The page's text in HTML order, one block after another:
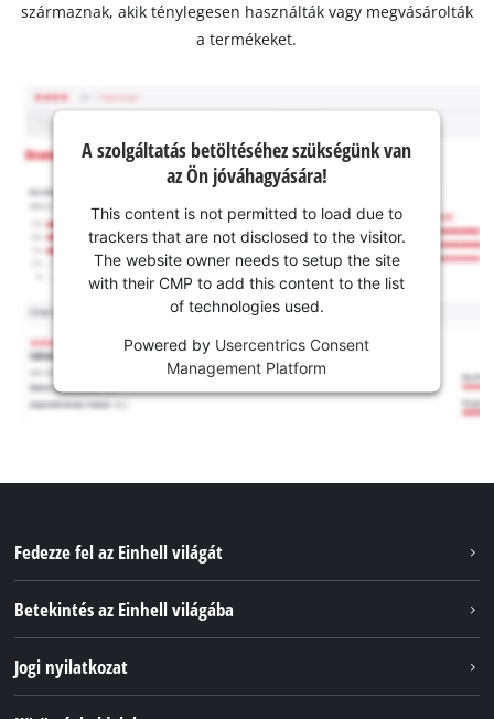
származnak, akik ténylegesen használták vagy megvásárolták
a termékeket.
A szolgáltatás betöltéséhez szükségünk van
az Ön jóváhagyására!
This content is not permitted to load due to
trackers that are not disclosed to the visitor.
The website owner needs to setup the site
with their CMP to add this content to the list
of technologies used.
Powered by Usercentrics Consent
Management Platform
Fedezze fel az Einhell világát
Betekintés az Einhell világába
Jogi nyilatkozat